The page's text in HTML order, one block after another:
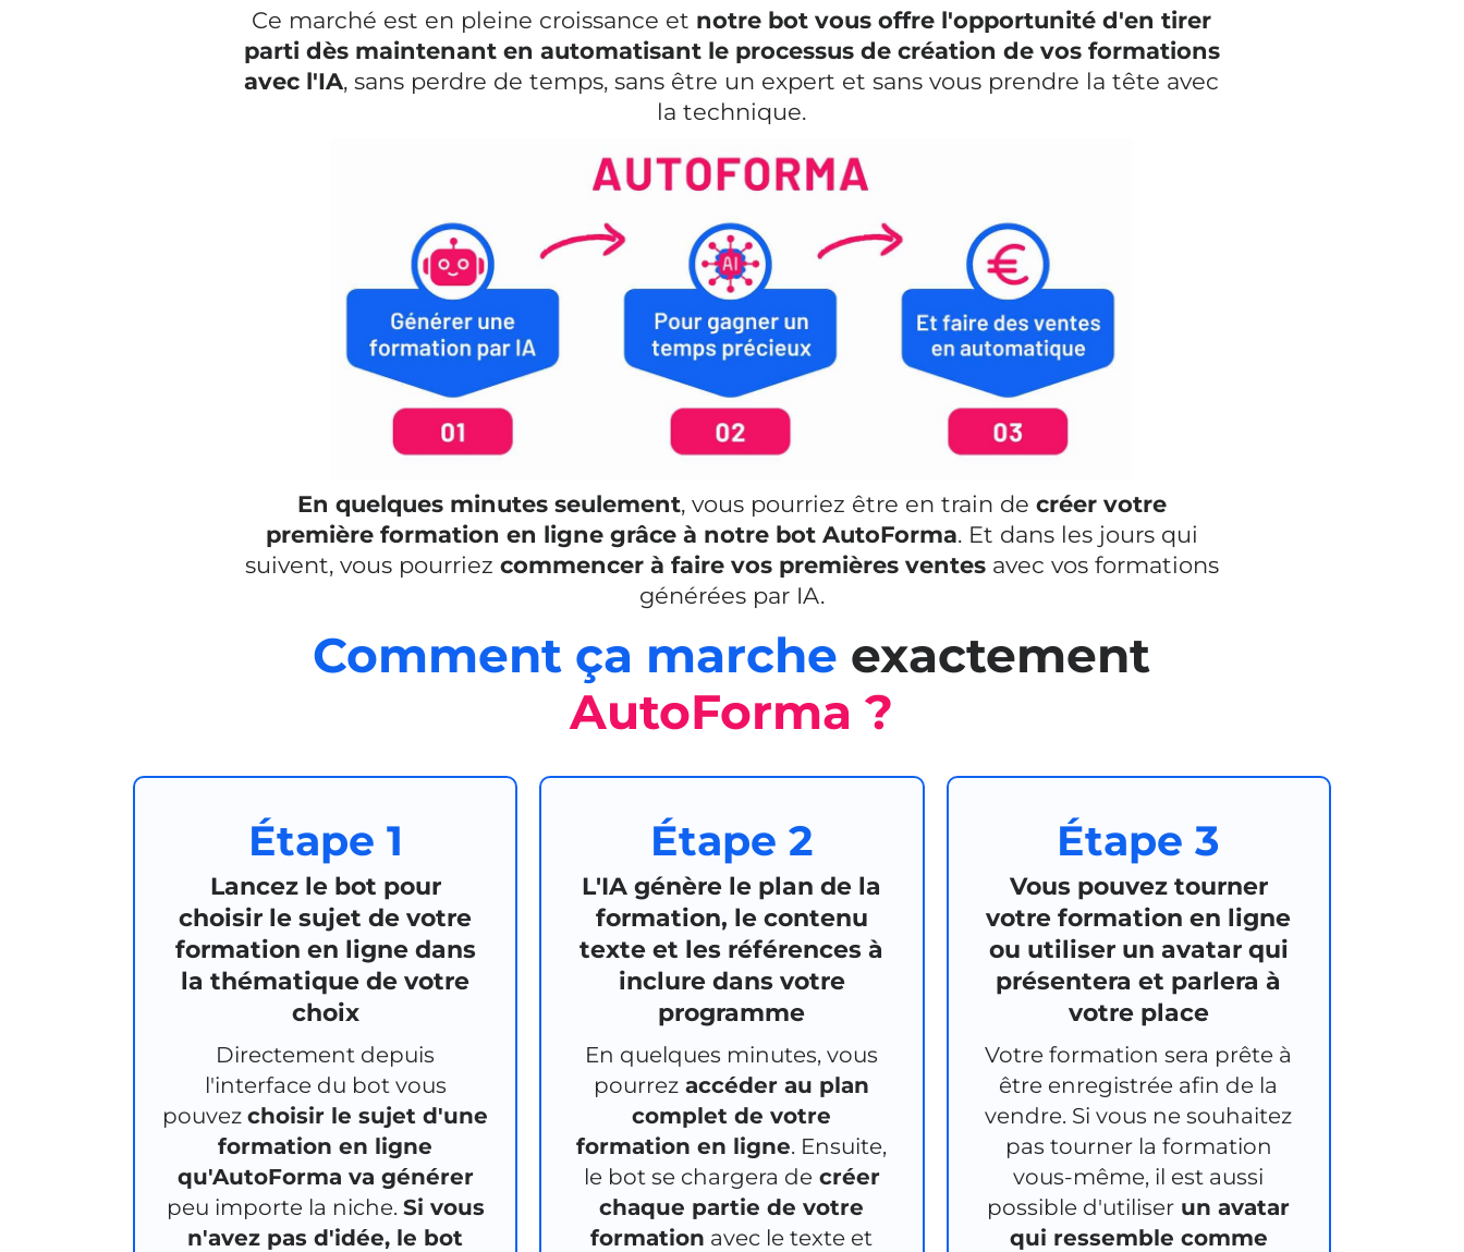
Ce marché est en pleine croissance et notre bot vous offre l'opportunité d'en tirer
parti dès maintenant en automatisant le processus de création de vos formations
avec l'IA, sans perdre de temps, sans être un expert et sans vous prendre la tête avec
la technique.
En quelques minutes seulement, vous pourriez être en train de créer votre
première formation en ligne grâce à notre bot AutoForma. Et dans les jours qui
suivent, vous pourriez commencer à faire vos premières ventesavec vos formations
générées par IA.
Comment ça marche exactement
AutoForma ?
Étape 1
Lancez le bot pour
choisir le sujet de votre
formation en ligne dans
la thématique de votre
choix
Directement depuis
l'interface du bot vous
pouvezchoisir le sujet d'une
formation en ligne
qu'AutoForma va générer
peu importe la niche. Si vous
n'avez pas d'idée, le bot
Étape 2
L'IA génère le plan de la
formation, le contenu
texte et les références à
inclure dans votre
programme
En quelques minutes, vous
pourrez accéder au plan
complet de votre
formation en ligne. Ensuite,
le bot se chargera decréer
chaque partie de votre
formation avec le texte et
Étape 3
Vous pouvez tourner
votre formation en ligne
ou utiliser un avatar qui
présentera et parlera à
votre place
Votre formation sera prête à
être enregistrée afin de la
vendre. Si vous ne souhaitez
pas tourner la formation
vous-même, il est aussi
possible d'utiliser un avatar
qui ressemble comme